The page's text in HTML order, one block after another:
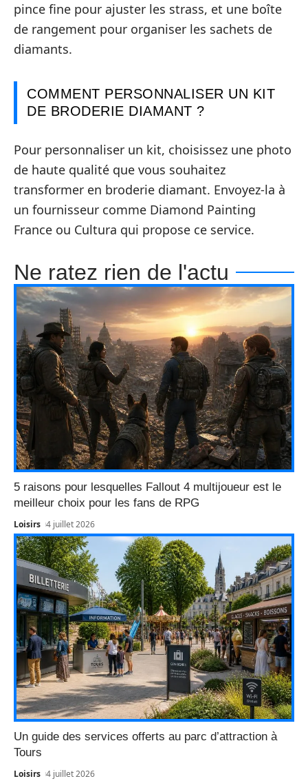
pince fine pour ajuster les strass, et une boîte
de rangement pour organiser les sachets de
diamants.
COMMENT PERSONNALISER UN KIT
DE BRODERIE DIAMANT ?
Pour personnaliser un kit, choisissez une photo
de haute qualité que vous souhaitez
transformer en broderie diamant. Envoyez-la à
un fournisseur comme Diamond Painting
France ou Cultura qui propose ce service.
Ne ratez rien de l'actu
5 raisons pour lesquelles Fallout 4 multijoueur est le
meilleur choix pour les fans de RPG
Loisirs 4 juillet 2026
Un guide des services offerts au parc d’attraction à
Tours
Loisirs 4 juillet 2026